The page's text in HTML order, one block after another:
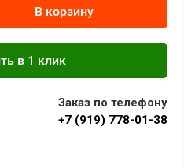
В корзину
Заказ по телефону
+7 (919) 778-01-38